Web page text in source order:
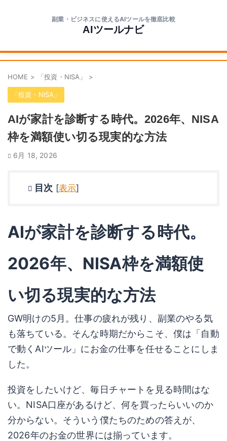
副業・ビジネスに使えるAIツールを徹底比較
AIツールナビ
HOME > 「投資・NISA」 >
「投資・NISA」
AIが家計を診断する時代。2026年、NISA
枠を満額使い切る現実的な方法
6月 18, 2026
目次 [表示]
AIが家計を診断する時代。
2026年、NISA枠を満額使
い切る現実的な方法
GW明けの5月。仕事の疲れが残り、副業のやる気
も落ちている。そんな時期だからこそ、僕は「自動
で動くAIツール」にお金の仕事を任せることにしま
した。
投資をしたいけど、毎日チャートを見る時間はな
い。NISA口座があるけど、何を買ったらいいのか
分からない。そういう僕たちのための答えが、
2026年のお金の世界には揃っています。